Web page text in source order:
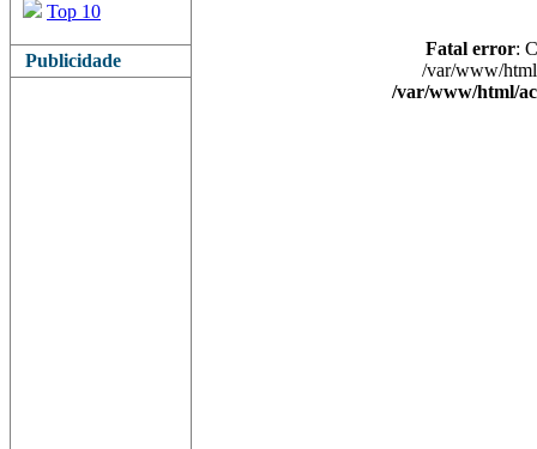
Top 10
Publicidade
Fatal error:
/var/www/
/var/www/html/